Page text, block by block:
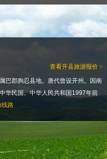
查看开县旅游报价 >
巴郡朐忍县地。唐代曾设开州。因南
华民国、中华人民共和国1997年前
线路